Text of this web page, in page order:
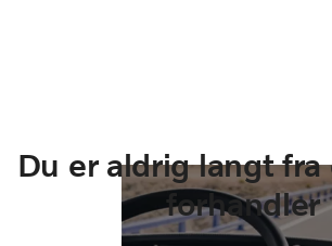
Du er aldrig langt fra
forhandler